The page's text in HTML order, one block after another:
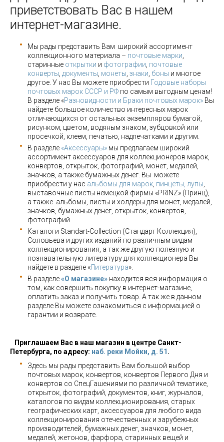
приветствовать Вас в нашем
интернет-магазине.
Мы рады представить Вам широкий ассортимент
коллекционного материала – почтовые марки
старинные открытки и фотографии почтовые
конверты документы монеты знаки боны и многое
другое. У нас Вы можете приобрести Годовые наборы
почтовых марок СССР и РФ по самым выгодным ценам!
В разделе «Разновидности и Браки почтовых марок» Вы
найдете большое количество интересных марок
отличающихся от остальных экземпляров бумагой,
рисунком, цветом, водяным знаком, зубцовкой или
просечкой, клеем, печатью, надпечатками и другим.
В разделе «Аксессуары» мы предлагаем широкий
ассортимент аксессуаров для коллекционеров марок,
конвертов, открыток, фотографий, монет, медалей,
значков, а также бумажных денег. Вы можете
приобрести у нас альбомы для марок пинцеты, лупы
выставочные листы немецкой фирмы «PRINZ» (Принц),
а также альбомы, листы и холдеры для монет, медалей,
значков, бумажных денег, открыток, конвертов,
фотографий.
Каталоги Standart-Collection (Стандарт Коллекция),
Соловьева и других изданий по различным видам
коллекционирования, а так же другую полезную и
познавательную литературу для коллекционера Вы
найдете в разделе «Литература».
В разделе«О магазине» находится вся информация о
том, как совершить покупку в интернет-магазине,
оплатить заказ и получить товар. А так же в данном
разделе Вы можете ознакомиться с информацией о
гарантии и возврате.
Приглашаем Вас в наш магазин в центре Санкт-
Петербурга, по адресу: наб. реки Мойки, д. 51 .
Здесь мы рады представить Вам большой выбор
почтовых марок, конвертов, конвертов Первого Дня и
конвертов со СпецГашениями по различной тематике,
открыток, фотографий, документов, книг, журналов,
каталогов по видам коллекционирования, старых
географических карт, аксессуаров для любого вида
коллекционирования отечественных и зарубежных
производителей, бумажных денег, значков, монет,
медалей, жетонов, фарфора, старинных вещей и